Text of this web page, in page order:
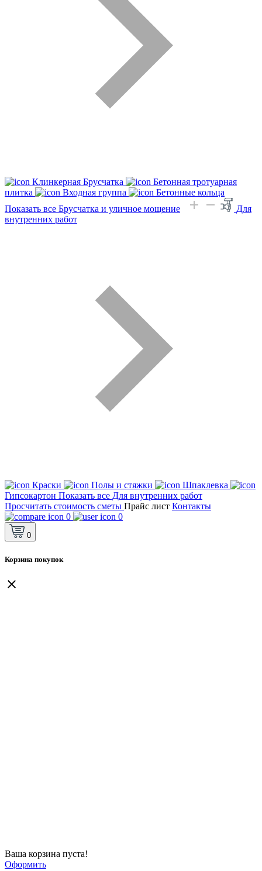
Клинкерная Брусчатка
Бетонная тротуарная
плитка
Входная группа
Бетонные кольца
Показать все Брусчатка и уличное мощение
Для
внутренних работ
Краски Полы и стяжки
Шпаклевка
Гипсокартон Показать все Для внутренних работ
Просчитать стоимость сметы Прайс лист Контакты
0
0
0
Корзина покупок
Ваша корзина пуста!
Оформить